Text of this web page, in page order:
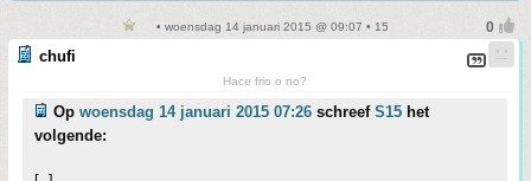
• woensdag 14 januari 2015 @ 09:07 • 15
chufi
Hace frio o no?
Op woensdag 14 januari 2015 07:26 schreef S15 het
volgende: